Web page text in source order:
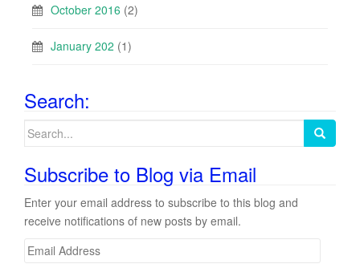
October 2016 (2)
January 202 (1)
Search:
Search
Subscribe to Blog via Email
Enter your email address to subscribe to this blog and
receive notifications of new posts by email.
E